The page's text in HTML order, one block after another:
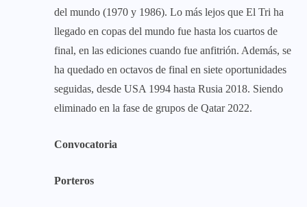
del mundo (1970 y 1986). Lo más lejos que El Tri ha
llegado en copas del mundo fue hasta los cuartos de
final, en las ediciones cuando fue anfitrión. Además, se
ha quedado en octavos de final en siete oportunidades
seguidas, desde USA 1994 hasta Rusia 2018. Siendo
eliminado en la fase de grupos de Qatar 2022.
Convocatoria
Porteros